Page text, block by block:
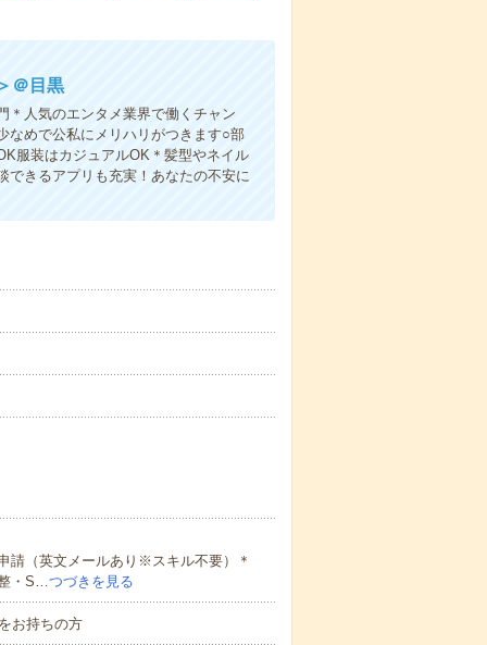
＠目黒
＊人気のエンタメ業界で働くチャン
めで公私にメリハリがつきます○部
服装はカジュアルOK＊髪型やネイル
できるアプリも充実！あなたの不安に
請（英文メールあり※スキル不要）＊
・S…つづきを見る
お持ちの方